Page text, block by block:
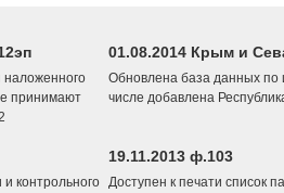
наложенного
принимают
01.08.2014 Крым и
Обновлена база данных по
числе добавлена
контрольного
19.11.2013 ф.103
Доступен к печати список